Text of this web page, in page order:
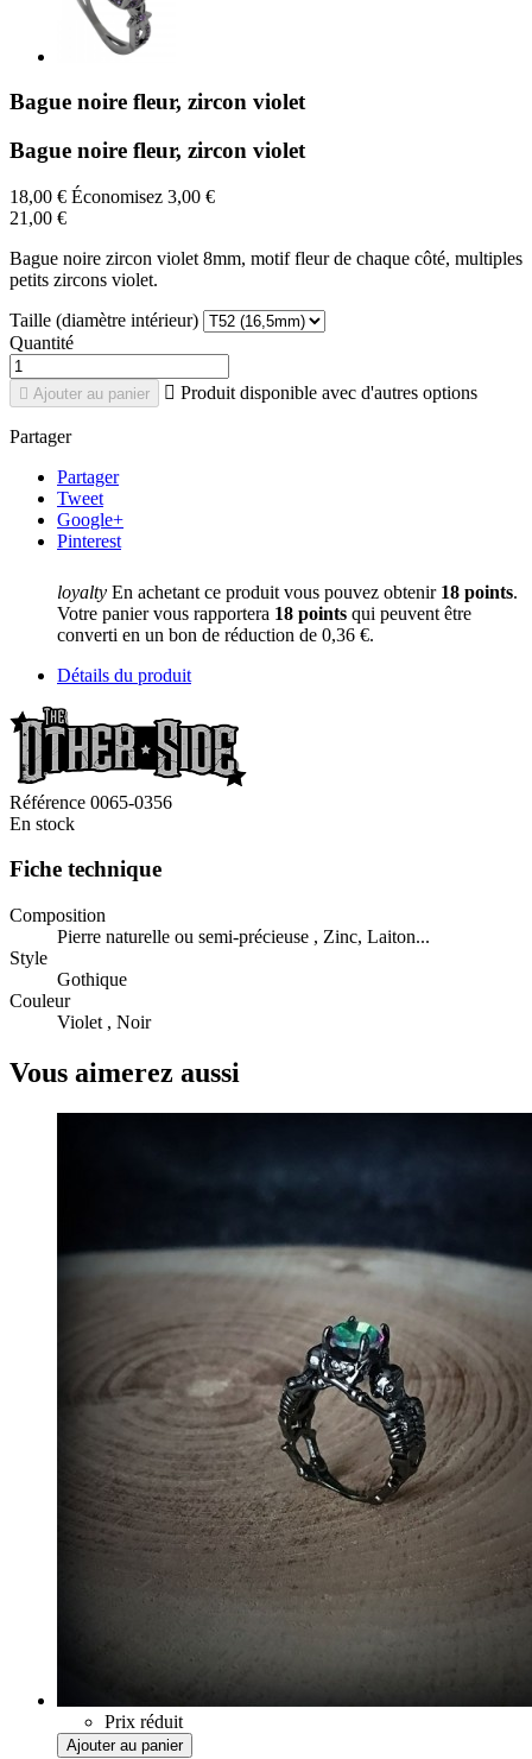
Bague noire fleur, zircon violet
Bague noire fleur, zircon violet
18,00 € Économisez 3,00 €
21,00 €
Bague noire zircon violet 8mm, motif fleur de chaque côté, multiples
petits zircons violet.
Taille (diamètre intérieur)
Quantité
 Ajouter au panier  Produit disponible avec d'autres options
Partager
Partager
Tweet
Google+
Pinterest
loyalty En achetant ce produit vous pouvez obtenir 18 points.
Votre panier vous rapportera 18 points qui peuvent être
converti en un bon de réduction de 0,36 €.
Détails du produit
Référence 0065-0356
En stock
Fiche technique
Composition
Pierre naturelle ou semi-précieuse , Zinc, Laiton...
Style
Gothique
Couleur
Violet , Noir
Vous aimerez aussi
Prix réduit
Ajouter au panier